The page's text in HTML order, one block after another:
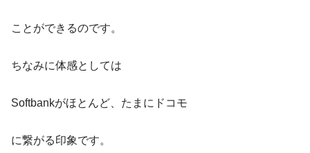
ことができるのです。
ちなみに体感としては
Softbankがほとんど、たまにドコモ
に繋がる印象です。